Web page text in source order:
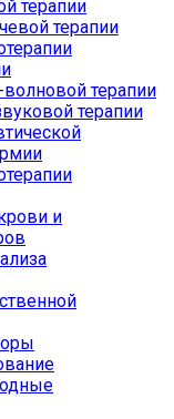
терапии
терапии
терапии
терапии
и